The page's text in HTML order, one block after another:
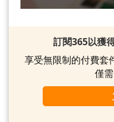
訂閱365以獲
享受無限制的付費套
僅